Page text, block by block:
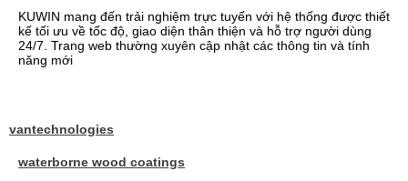
KUWIN mang đến trải nghiệm trực tuyến với hệ thống được thiết
kế tối ưu về tốc độ, giao diện thân thiện và hỗ trợ người dùng
24/7. Trang web thường xuyên cập nhật các thông tin và tính
năng mới
vantechnologies
waterborne wood coatings